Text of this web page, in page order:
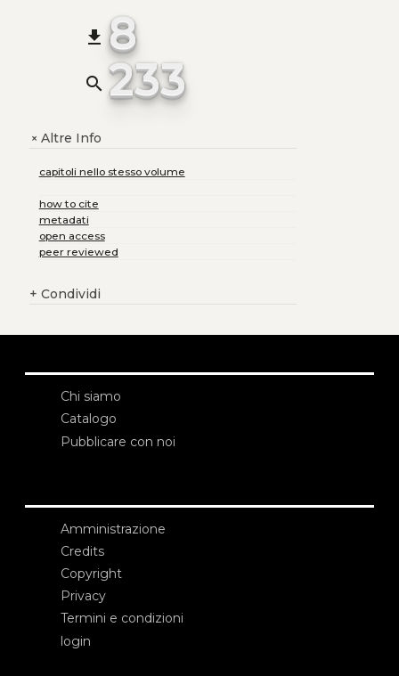
file_download 8
search 233
+Altre Info
capitoli nello stesso volume
how to cite
metadati
open access
peer reviewed
+ Condividi
Chi siamo
Catalogo
Pubblicare con noi
Amministrazione
Credits
Copyright
Privacy
Termini e condizioni
login